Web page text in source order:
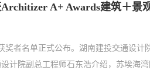
A+ Awards建筑＋景
奖者名单正式公布。湖南建投交通设
设计主创、湖南交通设计院副总工程师石东浩介绍